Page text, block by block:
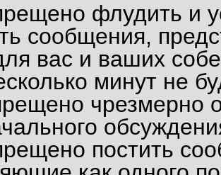
флудить и
сообщения,
вас и ваших
минут не
чрезмерно
постить